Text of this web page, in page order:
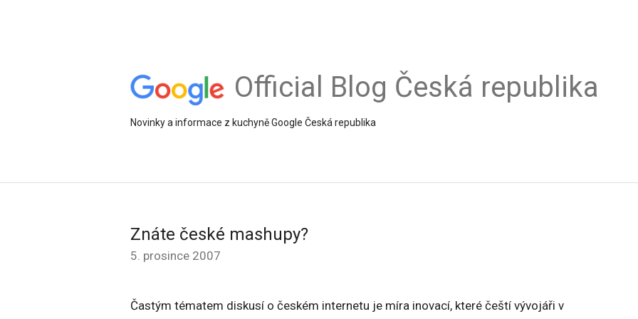
Official Blog Česká republika
Novinky a informace z kuchyně Google Česká republika
Znáte české mashupy?
5. prosince 2007
Častým tématem diskusí o českém internetu je míra inovací, které čeští vývojáři v